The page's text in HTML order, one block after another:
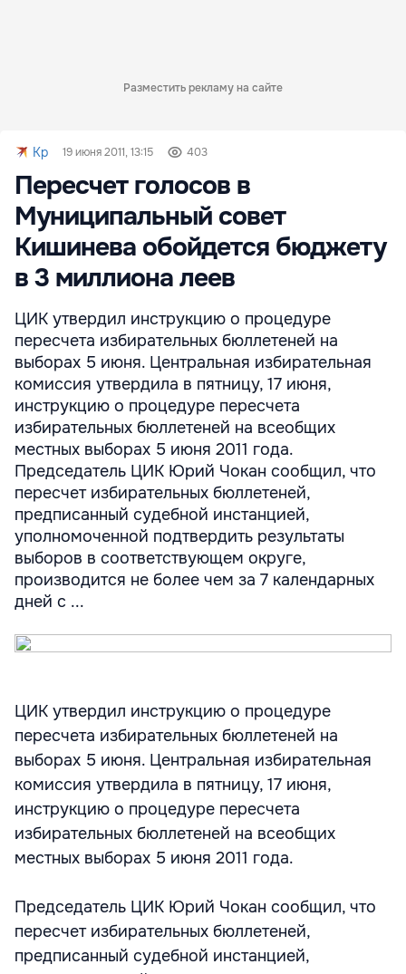
Разместить рекламу на сайте
Kp 19 июня 2011, 13:15 403
Пересчет голосов в
Муниципальный совет
Кишинева обойдется бюджету
в 3 миллиона леев
ЦИК утвердил инструкцию о процедуре
пересчета избирательных бюллетеней на
выборах 5 июня. Центральная избирательная
комиссия утвердила в пятницу, 17 июня,
инструкцию о процедуре пересчета
избирательных бюллетеней на всеобщих
местных выборах 5 июня 2011 года.
Председатель ЦИК Юрий Чокан сообщил, что
пересчет избирательных бюллетеней,
предписанный судебной инстанцией,
уполномоченной подтвердить результаты
выборов в соответствующем округе,
производится не более чем за 7 календарных
дней с ...
ЦИК утвердил инструкцию о процедуре
пересчета избирательных бюллетеней на
выборах 5 июня. Центральная избирательная
комиссия утвердила в пятницу, 17 июня,
инструкцию о процедуре пересчета
избирательных бюллетеней на всеобщих
местных выборах 5 июня 2011 года.
Председатель ЦИК Юрий Чокан сообщил, что
пересчет избирательных бюллетеней,
предписанный судебной инстанцией,